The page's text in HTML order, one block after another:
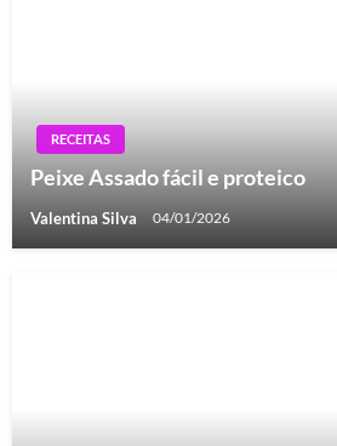
RECEITAS
Peixe Assado fácil e proteico
Valentina Silva 04/01/2026